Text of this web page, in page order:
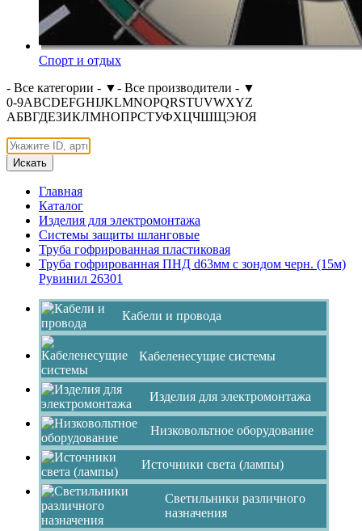
Спорт и отдых
- Все категории - ▼- Все производители - ▼
0-9ABCDEFGHIJKLMNOPQRSTUVWXYZ
АБВГДЕЗИКЛМНОПРСТУФХЦЧШЩЭЮЯ
Искать
Главная
Каталог
Изделия для электромонтажа
Системы защиты шланговые
Труба гофрированная пластиковая
Труба гофрированная ПНД d63мм с зондом черн. (15м)
Рувинил 26301
Кабели и провода
Кабеленесущие системы
Изделия для электромонтажа
Низковольтное оборудование
Источники света (лампы)
Светильники различного
назначения